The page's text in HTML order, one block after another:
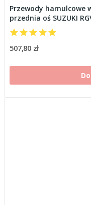
Przewody hamulcowe
przednia oś SUZUKI
507,80 zł